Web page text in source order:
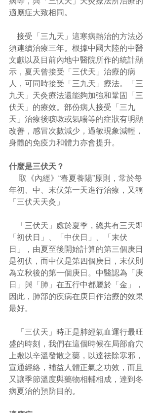
適應症大致相同。
須連續治療三年。根據中國大陸的中醫
文獻以及目前內地中醫院所作的統計顯
示，夏天曾接受「三伏天」治療的病
人，可同時接受「三九天」療法。「三
九天」天灸療法還能夠加強和鞏固「三
伏天」的療效。部份病人接受「三九
天」治療後咳嗽或氣喘等的症狀有明顯
改善，感冒次數減少，過敏現象減輕，
身體的免疫力和體力亦會提升。
什麼是三伏天？
年初、中、末伏第一天進行治療，又稱
「三伏天天灸」
「初伏日」、「中伏日」、「末伏
日」，由夏至後開始計算的第三個庚日
是初伏，而中伏是第四個庚日，末伏則
為立秋後的第一個庚日。中醫認為「庚
日」與「肺」在五行中都屬於「金」，
因此，肺部的疾病在庚日作治療的效果
最好。
盛的時刻，我們在這個時候在局部俞穴
上敷以辛溫發散之藥，以達祛除寒邪，
宣通經絡，補益人體正氣之功效，而且
又讓季節溫度與藥物相輔相成，達到冬
病夏治的預防目的。